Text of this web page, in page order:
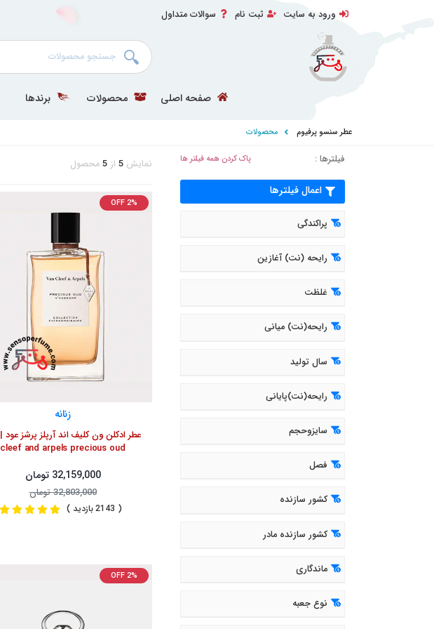
ورود به سایت ثبت نام سوالات متداول
صفحه اصلی محصولات برندها
عطر سنسو پرفیوم محصولات
نمایش 5 از 5 محصول
OFF 2%
زنانه
cleef and arpels precious oud
32,159,000 تومان
32,803,000 تومان
( 2143 بازدید )
OFF 2%
فیلترها : پاک کردن همه فیلتر ها
اعمال فیلترها
پراکندگی
رایحه (نت) آغازین
غلظت
رایحه(نت) میانی
سال تولید
رایحه(نت)پایانی
سایزوحجم
فصل
کشور سازنده
کشور سازنده مادر
ماندگاری
نوع جعبه